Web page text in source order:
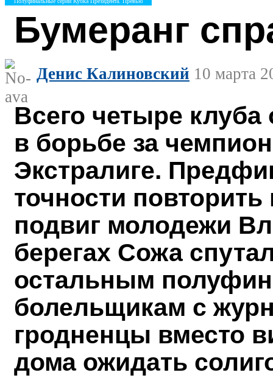
Бумеранг
Денис Калиновский 10 марта
Всего четыре клуба
в борьбе за
Экстралиге.
точности
подвиг молодежи
берегах Сожа
остальным
болельщикам с
гродненцы вместо
дома ожидать